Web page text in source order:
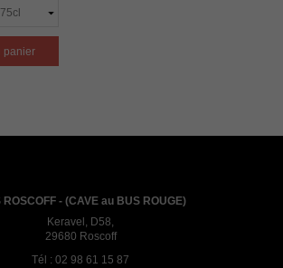
panier
ROSCOFF - (CAVE au BUS ROUGE)
Keravel, D58,
29680 Roscoff
Tél : 02 98 61 15 87